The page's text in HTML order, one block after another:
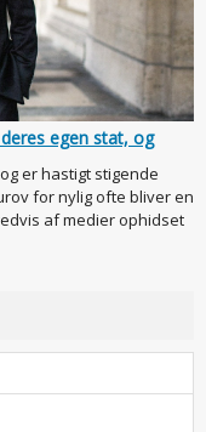
egen stat, og
er hastigt stigende
for nylig ofte bliver en
af medier ophidset